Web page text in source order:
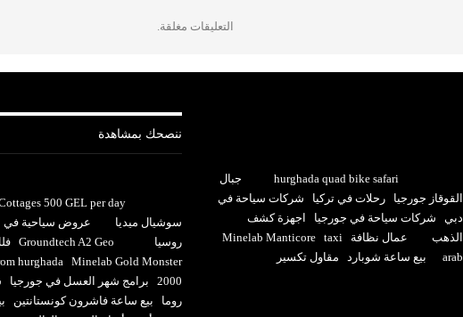
التعليقات مغلقة.
hurghada quad bike safari
جبال
القوقاز جورجيا
رحلات في تركيا
شركات سياحة في
دبي
شركات سياحة في جورجيا
اجهزة كشف
الذهب
عمال نظافة Minelab Manticore taxi
arab
بيع ساعة شوبارد مقاول تكسير
ننصحك بمشاهدة
500 GEL per day
سوشيال ميديا
عروض سياحية في
روسيا
Groundtech A2 Geo
hurghada
Minelab Gold Monster
2000
برامج شهر العسل في جورجيا
روما
بيع ساعة فاشرون كونستانتين